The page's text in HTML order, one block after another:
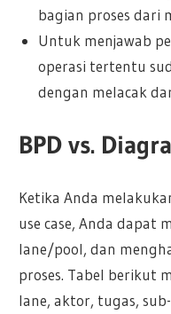
bagian proses dari
Untuk menjawab
operasi tertentu
dengan melacak
BPD vs.
Ketika Anda
use case, Anda dapat
lane/pool, dan
proses. Tabel berikut
lane, aktor, tugas,